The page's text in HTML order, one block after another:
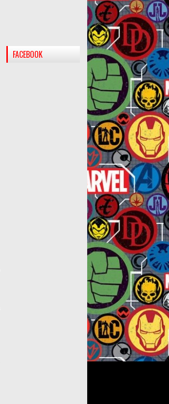
FACEBOOK